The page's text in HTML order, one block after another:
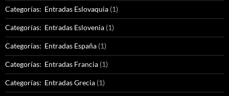
Categorías: Entradas Eslovaquia (1)
Categorías: Entradas Eslovenia (1)
Categorías: Entradas España (1)
Categorías: Entradas Francia (1)
Categorías: Entradas Grecia (1)